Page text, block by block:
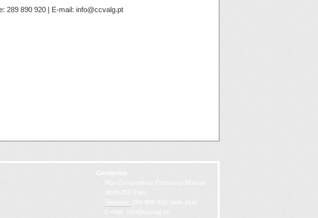
289 890 920 | E-mail: info@ccvalg.pt
Contactos:
Rua Comandante Francisco Manuel
8000-250 Faro
Telefone: 289 890 920 (rede fixa)
E-mail: info@ccvalg.pt